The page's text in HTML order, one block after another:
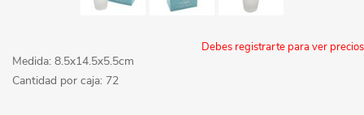
Debes registrarte para ver precios
Medida: 8.5x14.5x5.5cm
Cantidad por caja: 72